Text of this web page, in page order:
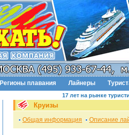
Регионы плавания Лайнеры
17 лет на рынке
Круизы
Общая информация Описание